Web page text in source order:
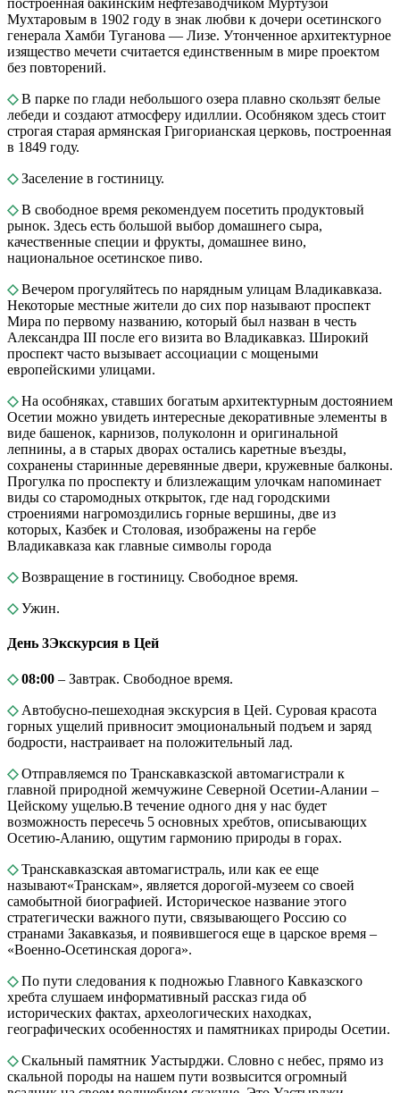
Мухтаровым в 1902 году в знак любви к дочери осетинского
генерала Хамби Туганова — Лизе. Утонченное архитектурное
изящество мечети считается единственным в мире проектом
без повторений.
◇В парке по глади небольшого озера плавно скользят белые
лебеди и создают атмосферу идиллии. Особняком здесь стоит
строгая старая армянская Григорианская церковь, построенная
в 1849 году.
◇Заселение в гостиницу.
◇В свободное время рекомендуем посетить продуктовый
рынок. Здесь есть большой выбор домашнего сыра,
качественные специи и фрукты, домашнее вино,
национальное осетинское пиво.
◇Вечером прогуляйтесь по нарядным улицам Владикавказа.
Некоторые местные жители до сих пор называют проспект
Мира по первому названию, который был назван в честь
Александра III после его визита во Владикавказ. Широкий
проспект часто вызывает ассоциации с мощеными
европейскими улицами.
◇На особняках, ставших богатым архитектурным достоянием
Осетии можно увидеть интересные декоративные элементы в
виде башенок, карнизов, полуколонн и оригинальной
лепнины, а в старых дворах остались каретные въезды,
сохранены старинные деревянные двери, кружевные балконы.
Прогулка по проспекту и близлежащим улочкам напоминает
виды со старомодных открыток, где над городскими
строениями нагромоздились горные вершины, две из
которых, Казбек и Столовая, изображены на гербе
Владикавказа как главные символы города
◇ Возвращение в гостиницу. Свободное время.
◇Ужин.
День 3Экскурсия в Цей
◇ 08:00 – Завтрак. Свободное время.
◇Автобусно-пешеходная экскурсия в Цей. Суровая красота
горных ущелий привносит эмоциональный подъем и заряд
бодрости, настраивает на положительный лад.
◇Отправляемся по Транскавказской автомагистрали к
главной природной жемчужине Северной Осетии-Алании –
Цейскому ущелью.В течение одного дня у нас будет
возможность пересечь 5 основных хребтов, описывающих
Осетию-Аланию, ощутим гармонию природы в горах.
◇Транскавказская автомагистраль, или как ее еще
называют«Транскам», является дорогой-музеем со своей
самобытной биографией. Историческое название этого
стратегически важного пути, связывающего Россию со
странами Закавказья, и появившегося еще в царское время –
«Военно-Осетинская дорога».
◇По пути следования к подножью Главного Кавказского
хребта слушаем информативный рассказ гида об
исторических фактах, археологических находках,
географических особенностях и памятниках природы Осетии.
◇Скальный памятник Уастырджи. Словно с небес, прямо из
скальной породы на нашем пути возвысится огромный